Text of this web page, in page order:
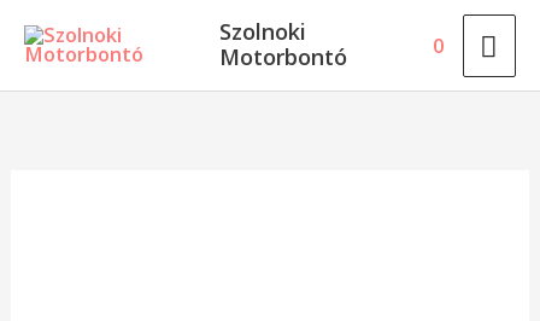
content
Szolnoki
Motorbontó
0